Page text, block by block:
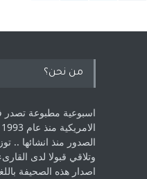
من نحن؟
اسبوعية مطبوعة تصدر
الصدور منذ انشائها ..
‏وتلاقي قبولا لدى
اصدار هذه الصحيفة